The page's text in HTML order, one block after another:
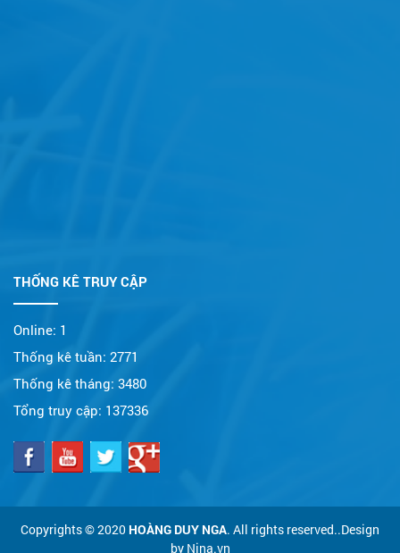
THỐNG KÊ TRUY CẬP
Online: 1
Thống kê tuần: 2771
Thống kê tháng: 3480
Tổng truy cập: 137336
Copyrights © 2020 HOÀNG DUY NGA. All rights reserved..Design
by Nina.vn